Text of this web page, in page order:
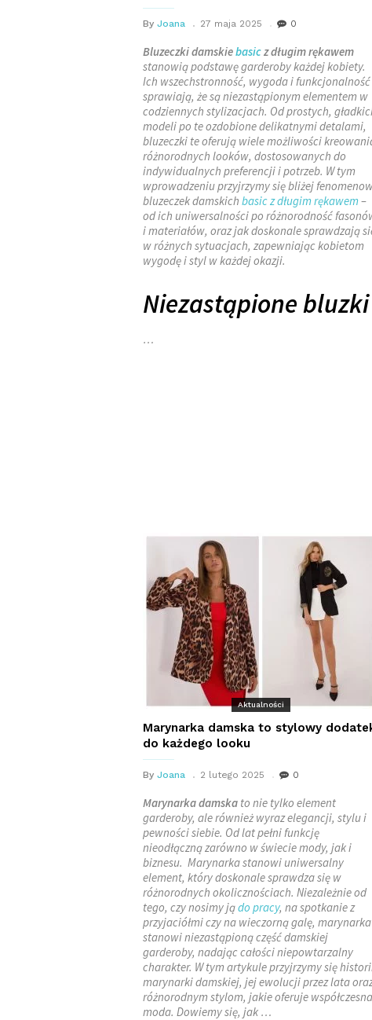
By Joana 27 maja 2025 0
Bluzeczki damskiebasicz długim rękawem
stanowią podstawę garderoby każdej kobiety.
Ich wszechstronność, wygoda i funkcjonalność
sprawiają, że są niezastąpionym elementem w
codziennych stylizacjach. Od prostych,
modeli po te ozdobione delikatnymi detalami,
bluzeczki te oferują wiele możliwości
różnorodnych looków, dostosowanych do
indywidualnych preferencji i potrzeb. W tym
wprowadzeniu przyjrzymy się bliżej
bluzeczek damskich basic z długim rękawem–
od ich uniwersalności po różnorodność
i materiałów, oraz jak doskonale sprawdzają
w różnych sytuacjach, zapewniając kobietom
wygodę i styl w każdej okazji.
Niezastąpione bluzki
…
Aktualności
Marynarka damska to stylowy
do każdego looku
By Joana 2 lutego 2025 0
Marynarka damska to nie tylko element
garderoby, ale również wyraz elegancji, stylu i
pewności siebie. Od lat pełni funkcję
nieodłączną zarówno w świecie mody, jak i
biznesu. Marynarka stanowi uniwersalny
element, który doskonale sprawdza się w
różnorodnych okolicznościach. Niezależnie od
tego, czy nosimy jądo pracy, na spotkanie z
przyjaciółmi czy na wieczorną galę, marynarka
stanowi niezastąpioną część damskiej
garderoby, nadając całości niepowtarzalny
charakter. W tym artykule przyjrzymy się
marynarki damskiej, jej ewolucji przez lata
różnorodnym stylom, jakie oferuje współczesna
moda. Dowiemy się, jak …